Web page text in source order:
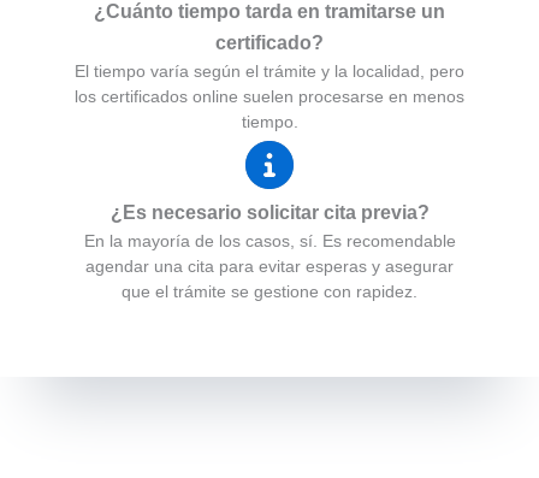
¿Cuánto tiempo tarda en tramitarse un
certificado?
El tiempo varía según el trámite y la localidad, pero
los certificados online suelen procesarse en menos
tiempo.
¿Es necesario solicitar cita previa?
En la mayoría de los casos, sí. Es recomendable
agendar una cita para evitar esperas y asegurar
que el trámite se gestione con rapidez.